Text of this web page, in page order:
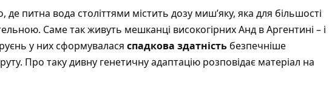
де питна вода століттями містить дозу миш’яку, яка для більшості
Саме так живуть мешканці високогірних Анд в Аргентині – і
у них сформувалася спадкова здатність безпечніше
Про таку дивну генетичну адаптацію розповідає матеріал на